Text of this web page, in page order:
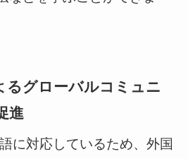
るグローバルコミュニ
進
に対応しているため、外国